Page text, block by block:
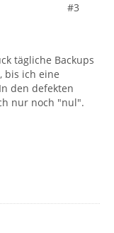
#3
tägliche Backups
bis ich eine
den defekten
nur noch "nul".